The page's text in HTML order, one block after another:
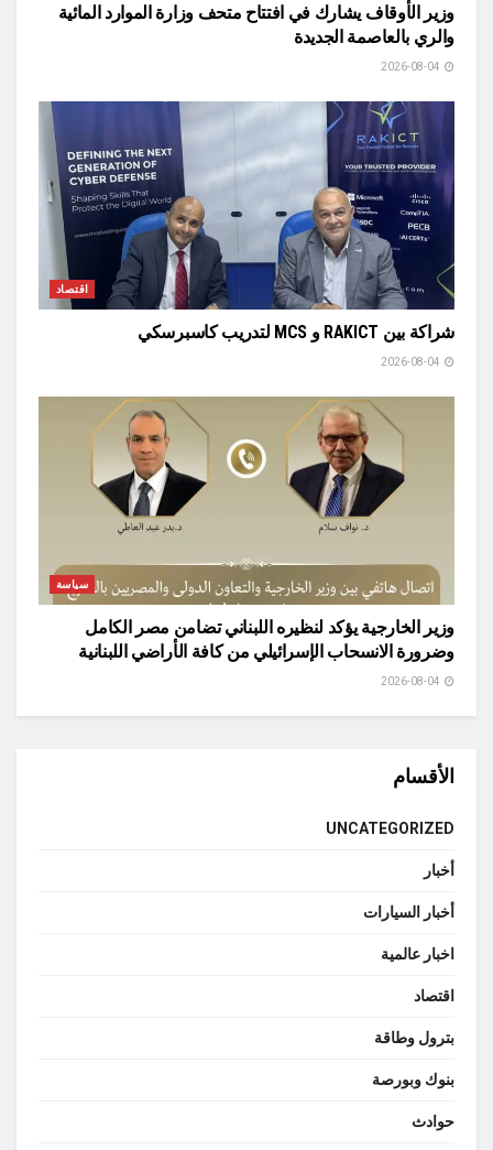
وزير الأوقاف يشارك في افتتاح متحف وزارة الموارد المائية
والري بالعاصمة الجديدة
اقتصاد
شراكة بين RAKICT و MCS لتدريب كاسبرسكي
سياسة
وزير الخارجية يؤكد لنظيره اللبناني تضامن مصر الكامل
وضرورة الانسحاب الإسرائيلي من كافة الأراضي اللبنانية
الأقسام
UNCATEGORIZED
أخبار
أخبار السيارات
اخبار عالمية
اقتصاد
بترول وطاقة
بنوك وبورصة
حوادث